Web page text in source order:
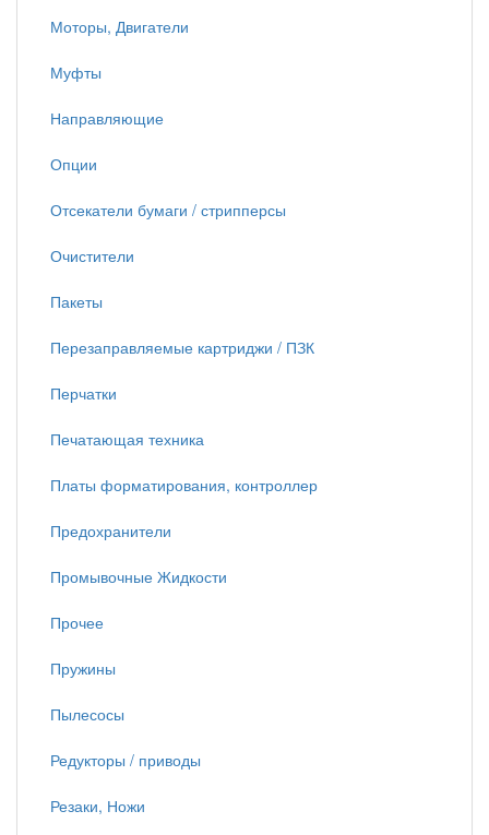
Моторы, Двигатели
Муфты
Направляющие
Опции
Отсекатели бумаги / стрипперсы
Очистители
Пакеты
Перезаправляемые картриджи / ПЗК
Перчатки
Печатающая техника
Платы форматирования, контроллер
Предохранители
Промывочные Жидкости
Прочее
Пружины
Пылесосы
Редукторы / приводы
Резаки, Ножи